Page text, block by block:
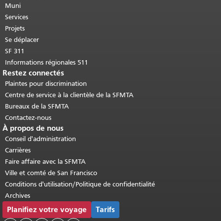
cette page se répète sur chaque page.
Retour au haut du contenu principal
Muni
Services
Projets
Se déplacer
SF 311
Informations régionales 511
Restez connectés
Plaintes pour discrimination
Centre de service à la clientèle de la SFMTA
Bureaux de la SFMTA
Contactez-nous
À propos de nous
Conseil d'administration
Carrières
Faire affaire avec la SFMTA
Ville et comté de San Francisco
Conditions d'utilisation/Politique de confidentialité
Archives
Planifiez votre voyage Tarifs